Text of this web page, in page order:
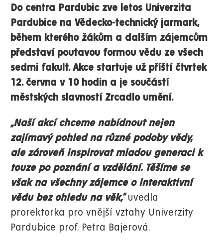
Do centra Pardubic zve letos Univerzita
Pardubice na Vědecko-technický jarmark,
během kterého žákům a dalším zájemcům
představí poutavou formou vědu ze všech
sedmi fakult. Akce startuje už příští čtvrtek
12. června v 10 hodin a je součástí
městských slavností Zrcadlo umění.
„Naší akcí chceme nabídnout nejen
zajímavý pohled na různé podoby vědy,
ale zároveň inspirovat mladou generaci k
touze po poznání a vzdělání. Těšíme se
však na všechny zájemce o interaktivní
vědu bez ohledu na věk,“uvedla
prorektorka pro vnější vztahy Univerzity
Pardubice prof. Petra Bajerová.